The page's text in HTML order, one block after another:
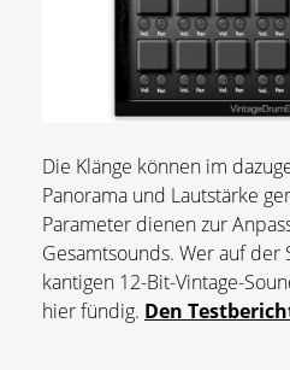
Die Klänge können im
Panorama und Lautstärke
Parameter dienen zur
Gesamtsounds. Wer auf der
kantigen 12-Bit-Vintage-
hier fündig. Den